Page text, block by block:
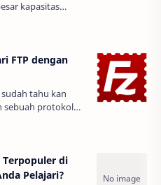
kapasitas
dengan
virtual
FTP dengan
tahu kan
sebuah protokol
menukar file
Terpopuler di
Pelajari?